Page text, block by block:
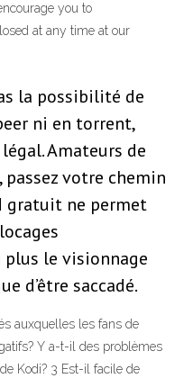
you to
at any time at our
la possibilité de
ni en torrent,
Amateurs de
votre chemin
gratuit ne permet
plus le visionnage
d’être saccadé.
auxquelles les fans de
Y a-t-il des problèmes
Kodi? 3 Est-il facile de